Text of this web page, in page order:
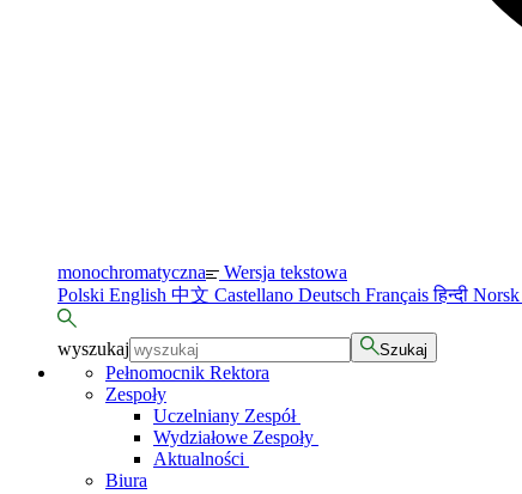
monochromatyczna Wersja tekstowa
Polski English 中文 Castellano Deutsch Françaisहिन्दी Norsk
wyszukaj Szukaj
Pełnomocnik Rektora
Zespoły
Uczelniany Zespół
Wydziałowe Zespoły
Aktualności
Biura